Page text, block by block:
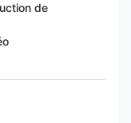
de